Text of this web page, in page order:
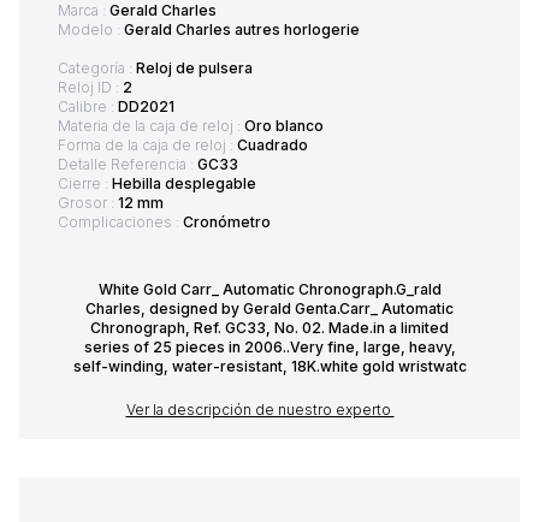
Marca : Gerald Charles
Modelo : Gerald Charles autres horlogerie
Categoría : Reloj de pulsera
Reloj ID : 2
Calibre : DD2021
Materia de la caja de reloj : Oro blanco
Forma de la caja de reloj : Cuadrado
Detalle Referencia : GC33
Cierre : Hebilla desplegable
Grosor : 12 mm
Complicaciones : Cronómetro
White Gold Carr_ Automatic Chronograph.G_rald
Charles, designed by Gerald Genta.Carr_ Automatic
Chronograph, Ref. GC33, No. 02. Made.in a limited
series of 25 pieces in 2006..Very fine, large, heavy,
self-winding, water-resistant, 18K.white gold wristwatc
Ver la descripción de nuestro experto